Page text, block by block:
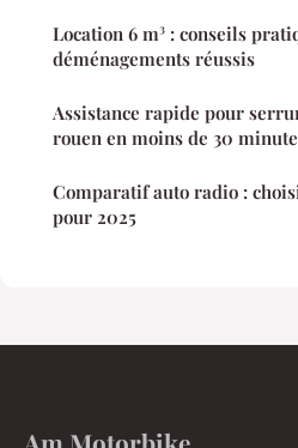
Location 6 m³ : conseils
déménagements réussis
Assistance rapide pour
rouen en moins de 30
Comparatif auto radio :
pour 2025